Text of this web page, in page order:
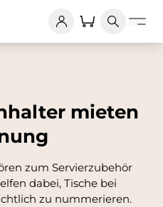
mieten
zum Servierzubehör
dabei, Tische bei
zu nummerieren.